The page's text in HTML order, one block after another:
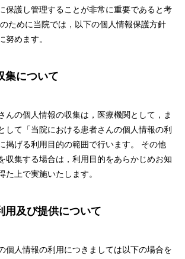
関節リウマチ
保護し管理することが非常に重要であると考
ために当院では，以下の個人情報保護方針
努めます。
集について
んの個人情報の収集は，医療機関として，ま
して「当院における患者さんの個人情報の利
掲げる利用目的の範囲で行います。 その他
収集する場合は，利用目的をあらかじめお知
た上で実施いたします。
用及び提供について
個人情報の利用につきましては以下の場合を